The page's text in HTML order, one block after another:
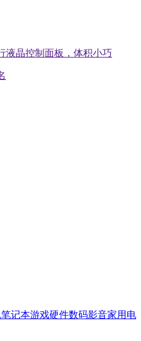
液晶控制面板，体积小巧
笔记本游戏硬件数码影音家用电